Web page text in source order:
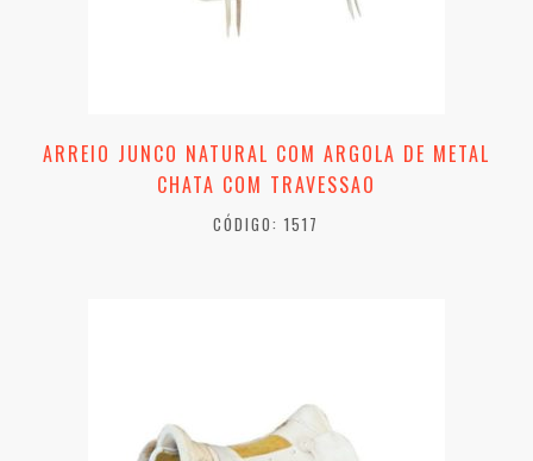
ARREIO JUNCO NATURAL COM ARGOLA DE METAL
CHATA COM TRAVESSAO
CÓDIGO: 1517